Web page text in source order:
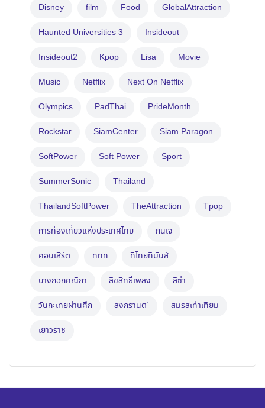
Disney film Food GlobalAttraction
Haunted Universities 3 Insideout
Insideout2 Kpop Lisa Movie
Music Netflix Next On Netflix
Olympics PadThai PrideMonth
Rockstar SiamCenter Siam Paragon
SoftPower Soft Power Sport
SummerSonic Thailand
ThailandSoftPower TheAttraction Tpop
การท่องเที่ยวแห่งประเทศไทย กินเจ
คอนเสิร์ต ททท ทีไทยทีมันส์
บางกอกคณิกา ลิขสิทธิ์เพลง ลิซ่า
วันกะเทยผ่านศึก สงกรานต ์ สมรสเท่าเทียม
เยาวราช